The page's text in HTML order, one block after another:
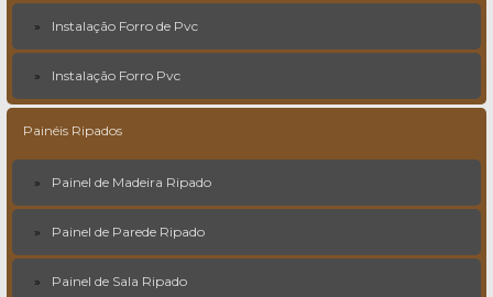
Instalação Forro de Pvc
Instalação Forro Pvc
Painéis Ripados
Painel de Madeira Ripado
Painel de Parede Ripado
Painel de Sala Ripado